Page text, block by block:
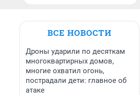
ВСЕ НОВОСТИ
Дроны ударили по десяткам
многоквартирных домов,
многие охватил огонь,
пострадали дети: главное об
атаке